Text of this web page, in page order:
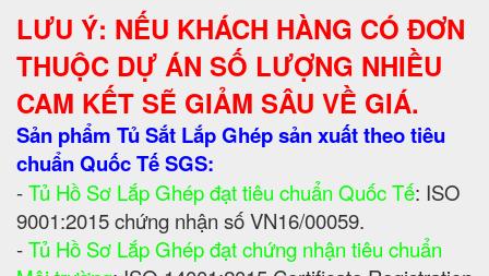
LƯU Ý: NẾU KHÁCH HÀNG CÓ ĐƠN
THUỘC DỰ ÁN SỐ LƯỢNG NHIỀU
CAM KẾT SẼ GIẢM SÂU VỀ GIÁ.
Sản phẩm Tủ Sắt Lắp Ghép sản xuất theo tiêu
chuẩn Quốc Tế SGS:
-Tủ Hồ Sơ Lắp Ghép đạt tiêu chuẩn Quốc Tế: ISO
9001:2015 chứng nhận số VN16/00059.
-Tủ Hồ Sơ Lắp Ghép đạt chứng nhận tiêu chuẩn